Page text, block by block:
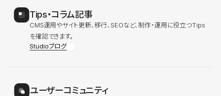
Tips・コラム記事
CMS運用やサイト更新、移行、SEOなど、制作・運用に役立つTips
を確認できます。
Studioブログ
ユーザーコミュニティ